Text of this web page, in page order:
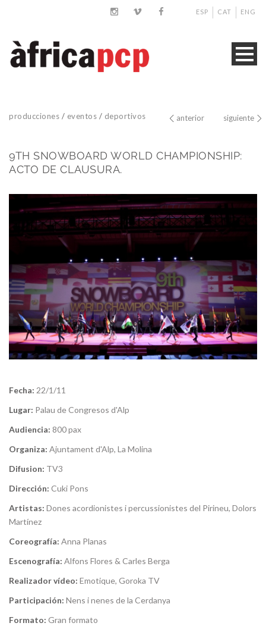
ENG
CAT
ESP
producciones / eventos / deportivos anterior siguiente
9TH SNOWBOARD WORLD CHAMPIONSHIP:
ACTO DE CLAUSURA.
Fecha: 22/1/11
Lugar: Palau de Congresos d'Alp
Audiencia: 800 pax
Organiza: Ajuntament d'Alp, La Molina
Difusion: TV3
Dirección: Cuki Pons
Artistas: Dones acordionistes i percussionistes del Pirineu, Dolors
Martínez
Coreografía: Anna Planas
Escenografía: Alfons Flores & Carles Berga
Realizador vídeo: Emotique, Goroka TV
Participación: Nens i nenes de la Cerdanya
Formato: Gran formato